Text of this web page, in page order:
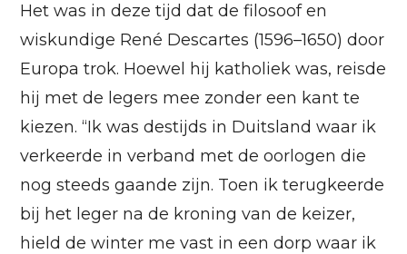
Het was in deze tijd dat de filosoof en
wiskundige René Descartes (1596–1650) door
Europa trok. Hoewel hij katholiek was, reisde
hij met de legers mee zonder een kant te
kiezen. “Ik was destijds in Duitsland waar ik
verkeerde in verband met de oorlogen die
nog steeds gaande zijn. Toen ik terugkeerde
bij het leger na de kroning van de keizer,
hield de winter me vast in een dorp waar ik